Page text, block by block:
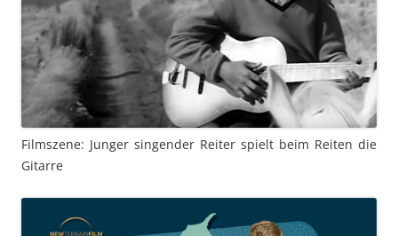
Filmszene: Junger singender Reiter spielt beim Reiten die
Gitarre